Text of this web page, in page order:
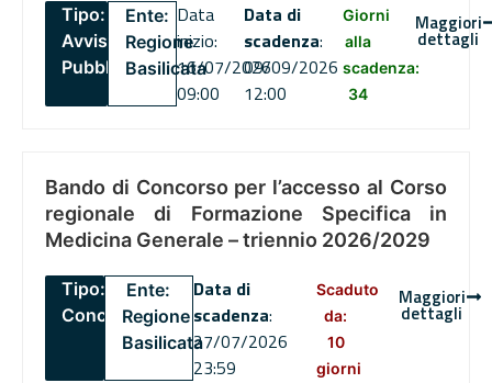
Tipo:
Avviso
Pubblico
Ente:
Regione
Basilicata
Data
inizio:
16/07/2026
09:00
Data di
scadenza:
09/09/2026
12:00
Giorni
alla
scadenza:
34
Maggiori
dettagli
Bando di Concorso per l’accesso al Corso
regionale di Formazione Specifica in
Medicina Generale – triennio 2026/2029
Tipo:
Concorsi
Ente:
Regione
Basilicata
Data di
scadenza:
27/07/2026
23:59
Scaduto
da:
10
giorni
Maggiori
dettagli